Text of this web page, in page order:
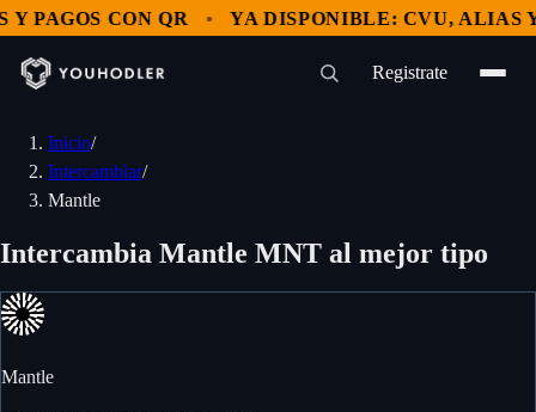
CON QR YA DISPONIBLE: CVU, ALIAS Y
Registrate
Inicio/
Intercambiar/
Mantle
Intercambia Mantle MNT al mejor tipo
Mantle